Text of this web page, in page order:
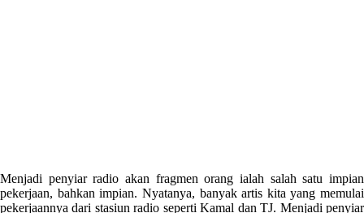
Menjadi penyiar radio akan fragmen orang ialah salah satu impian
pekerjaan, bahkan impian. Nyatanya, banyak artis kita yang memulai
pekerjaannya dari stasiun radio seperti Kamal dan TJ. Menjadi penyiar